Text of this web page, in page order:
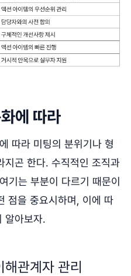
에 따라
따라 미팅의 분위기나 형
지곤 한다. 수직적인 조직과
기는 부분이 다르기 때문이
점을 중요시하며, 이에 따
알아보자.
관계자 관리